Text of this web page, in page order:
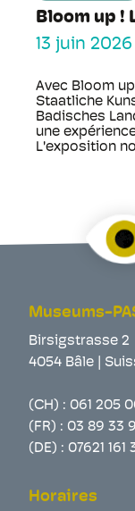
Bloom up !
13 juin 2026
Avec Bloom
Staatliche
Badisches
une
L'exposition
Museums-
Birsigstrasse 2
4054 Bâle |
(CH) : 061 205
(FR) : 03 89 33
(DE) : 07621 161
Horaires